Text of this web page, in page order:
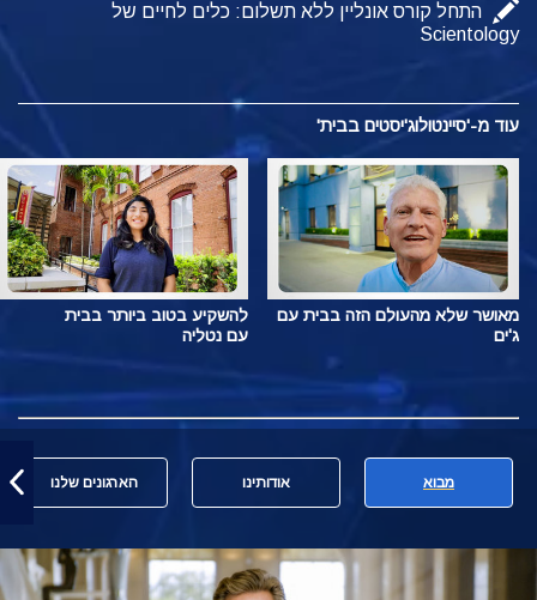
התחל קורס אונליין ללא תשלום: כלים לחיים של
Scientology
עוד מ-'סיינטולוג'יסטים בבית'
מאושר שלא מהעולם הזה בבית עם
ג'ים
להשקיע בטוב ביותר בבית
עם נטליה
מבוא אודותינו הארגונים שלנו